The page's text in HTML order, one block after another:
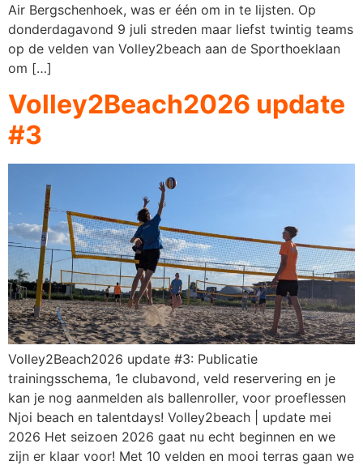
Air Bergschenhoek, was er één om in te lijsten. Op
donderdagavond 9 juli streden maar liefst twintig teams
op de velden van Volley2beach aan de Sporthoeklaan
om […]
Volley2Beach2026 update
#3
Volley2Beach2026 update #3: Publicatie
trainingsschema, 1e clubavond, veld reservering en je
kan je nog aanmelden als ballenroller, voor proeflessen
Njoi beach en talentdays! Volley2beach | update mei
2026 Het seizoen 2026 gaat nu echt beginnen en we
zijn er klaar voor! Met 10 velden en mooi terras gaan we